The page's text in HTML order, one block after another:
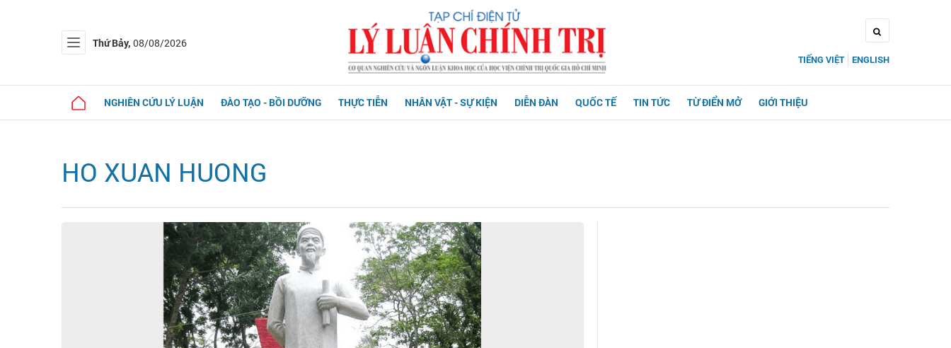
Thứ Bảy, 08/08/2026
TIẾNG VIỆT ENGLISH
NGHIÊN CỨU LÝ LUẬN ĐÀO TẠO - BỒI DƯỠNG THỰC TIỄN NHÂN VẬT - SỰ KIỆN DIỄN ĐÀN QUỐC TẾ TIN TỨC TỪ ĐIỂN MỞ GIỚI THIỆU
HO XUAN HUONG